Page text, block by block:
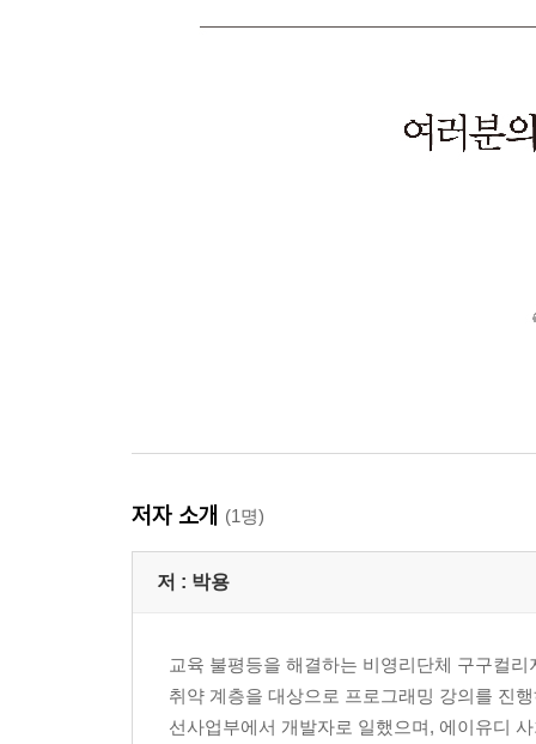
저자 소개 (1명)
저 : 박용
교육 불평등을 해결하는 비영리단체 구구컬
취약 계층을 대상으로 프로그래밍 강의를 진
선사업부에서 개발자로 일했으며, 에이유디